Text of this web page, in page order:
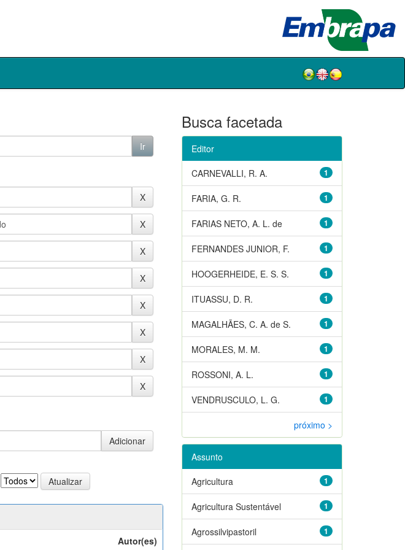
Autor(es)
Busca facetada
Editor
1
CARNEVALLI, R. A.
1
FARIA, G. R.
1
FARIAS NETO, A. L. de
1
FERNANDES JUNIOR, F.
1
HOOGERHEIDE, E. S. S.
1
ITUASSU, D. R.
1
MAGALHÃES, C. A. de S.
1
MORALES, M. M.
1
ROSSONI, A. L.
1
VENDRUSCULO, L. G.
próximo >
Assunto
1
Agricultura
1
Agricultura Sustentável
1
Agrossilvipastoril